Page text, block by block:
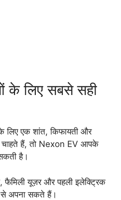
के लिए सबसे सही
एक शांत, किफायती और
चाहते हैं, तो Nexon EV आपके
है।
फैमिली यूज़र और पहली इलेक्ट्रिक
से अपना सकते हैं।